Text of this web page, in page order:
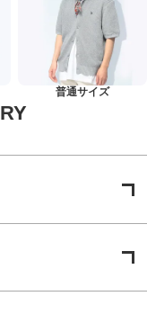
普通サイズ